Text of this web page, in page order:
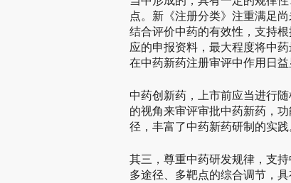
点。新《注册分类》注重满足
结合评价中药的有效性，支持
应的申报资料，最大程度将中
在中药新药注册审评中作用日益
中药创新药，上市前应当进行
的视角来审评审批中药新药，
径，丰富了中药新药研制的实践
其三，尊重中药研发规律，支
多途径、多靶点的综合调节，